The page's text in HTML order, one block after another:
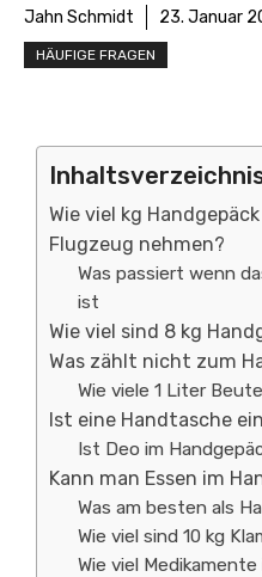
Jahn Schmidt 23. Januar
HÄUFIGE FRAGEN
Wie viel kg
Flugzeug nehmen?
Was passiert wenn
ist
Wie viel sind 8 kg
Was zählt nicht zum
Wie viele 1 Liter
Ist eine Handtasche
Ist Deo im
Kann man Essen im
Was am besten als
Wie viel sind 10 kg
Wie viel